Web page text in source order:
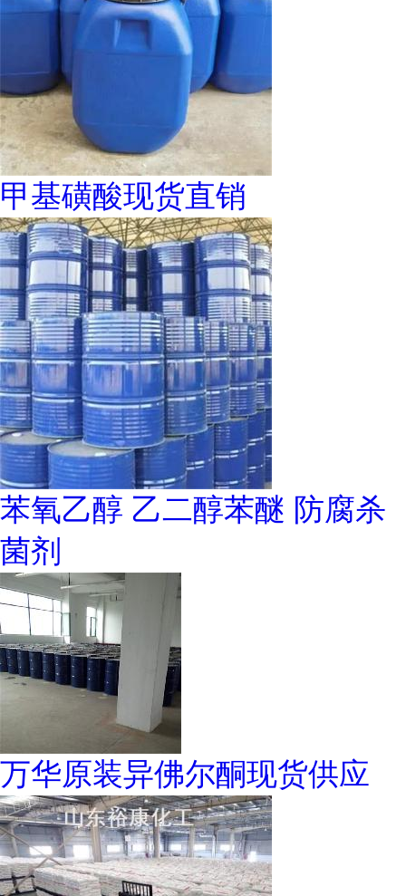
甲基磺酸现货直销
苯氧乙醇 乙二醇苯醚 防腐杀
菌剂
万华原装异佛尔酮现货供应